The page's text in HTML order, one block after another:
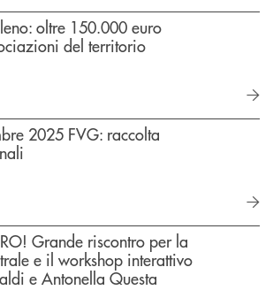
oltre 150.000 euro
del territorio
2025 FVG: raccolta
Grande riscontro per la
e il workshop interattivo
e Antonella Questa